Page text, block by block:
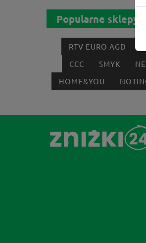
Popularne sklepy
RTV EURO AGD
CCC
SMYK
HOME&YOU